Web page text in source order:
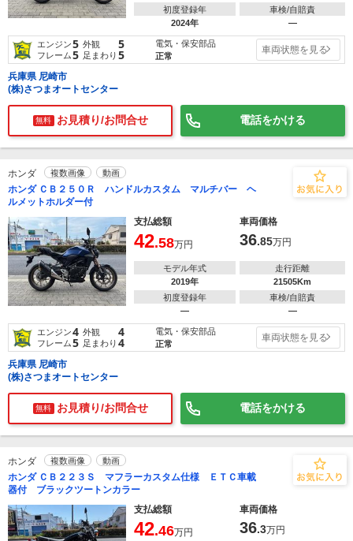
初度登録年
2024年
車検/自賠責
―
エンジン5 外観 5
フレーム5 足まわり 5
電気・保安部品
正常
車両状態を見る
兵庫県 尼崎市
(株)さつまオートセンター
無料 お見積り/お問合せ 電話をかける
ホンダ 複数画像 動画
ホンダ ＣＢ２５０Ｒ ハンドルカスタム マルチバー ヘ
ルメットホルダー付
支払総額
車両価格
42.58万円 36.85万円
モデル年式
2019年
走行距離
21505Km
初度登録年
―
車検/自賠責
―
エンジン4 外観 4
フレーム5 足まわり 4
電気・保安部品
正常
車両状態を見る
兵庫県 尼崎市
(株)さつまオートセンター
無料 お見積り/お問合せ 電話をかける
ホンダ 複数画像 動画
ホンダ ＣＢ２２３Ｓ マフラーカスタム仕様 ＥＴＣ車載
器付 ブラックツートンカラー
支払総額
車両価格
42.46万円 36.3万円